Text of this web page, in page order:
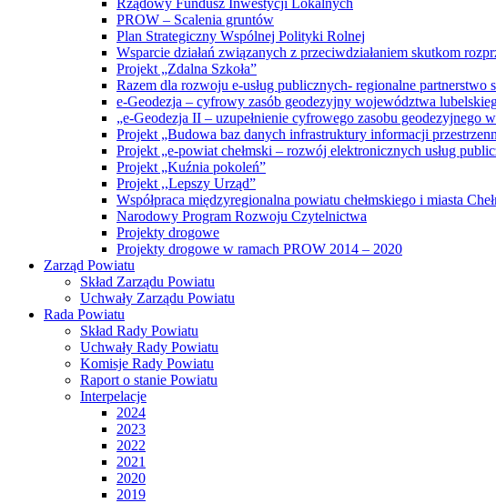
Rządowy Fundusz Inwestycji Lokalnych
PROW – Scalenia gruntów
Plan Strategiczny Wspólnej Polityki Rolnej
Wsparcie działań związanych z przeciwdziałaniem skutkom
Projekt „Zdalna Szkoła”
Razem dla rozwoju e-usług publicznych- regionalne
e-Geodezja – cyfrowy zasób geodezyjny województwa
„e-Geodezja II – uzupełnienie cyfrowego zasobu geodezyjnego
Projekt „Budowa baz danych infrastruktury informacji
Projekt „e-powiat chełmski – rozwój elektronicznych usług
Projekt „Kuźnia pokoleń”
Projekt ,,Lepszy Urząd”
Współpraca międzyregionalna powiatu chełmskiego i miasta
Narodowy Program Rozwoju Czytelnictwa
Projekty drogowe
Projekty drogowe w ramach PROW 2014 – 2020
Zarząd Powiatu
Skład Zarządu Powiatu
Uchwały Zarządu Powiatu
Rada Powiatu
Skład Rady Powiatu
Uchwały Rady Powiatu
Komisje Rady Powiatu
Raport o stanie Powiatu
Interpelacje
2024
2023
2022
2021
2020
2019